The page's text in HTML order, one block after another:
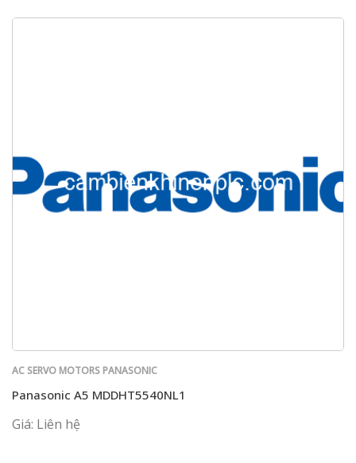
AC SERVO MOTORS PANASONIC
Panasonic A5 MDDHT5540NL1
Giá: Liên hệ